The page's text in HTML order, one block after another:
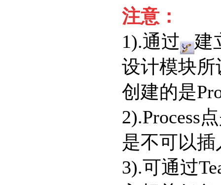
强互科技CATIA/DELMIA培训班开始报名啦！
注意：
1).通过
建
设计模块所
创建的是
2).Process
是不可以插
3).可通过